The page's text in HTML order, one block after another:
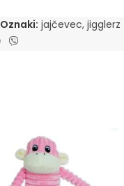
Oznaki: jajčevec, jigglerz